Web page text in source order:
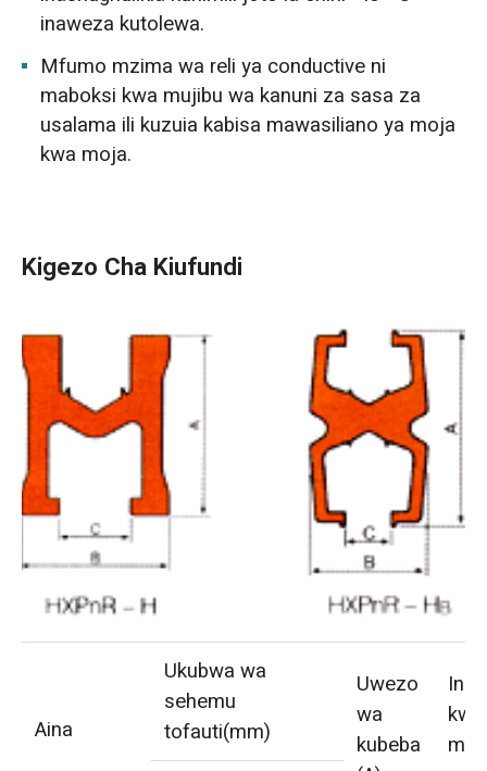
inaweza kutolewa.
Mfumo mzima wa reli ya conductive ni
maboksi kwa mujibu wa kanuni za sasa za
usalama ili kuzuia kabisa mawasiliano ya moja
kwa moja.
Kigezo Cha Kiufundi
Aina
Ukubwa wa
sehemu
tofauti(mm)
Uwezo
wa
kubeba
kwa